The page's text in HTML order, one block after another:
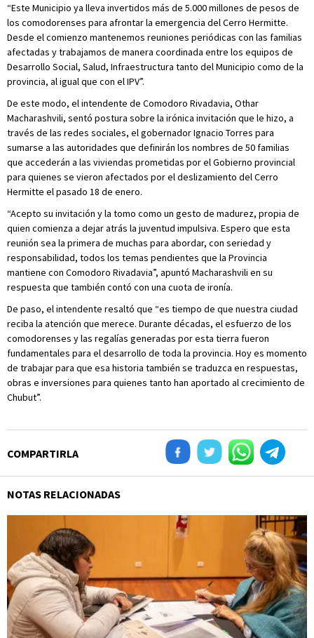
“Este Municipio ya lleva invertidos más de 5.000 millones de pesos de
los comodorenses para afrontar la emergencia del Cerro Hermitte.
Desde el comienzo mantenemos reuniones periódicas con las familias
afectadas y trabajamos de manera coordinada entre los equipos de
Desarrollo Social, Salud, Infraestructura tanto del Municipio como de la
provincia, al igual que con el IPV”.
De este modo, el intendente de Comodoro Rivadavia, Othar
Macharashvili, sentó postura sobre la irónica invitación que le hizo, a
través de las redes sociales, el gobernador Ignacio Torres para
sumarse a las autoridades que definirán los nombres de 50 familias
que accederán a las viviendas prometidas por el Gobierno provincial
para quienes se vieron afectados por el deslizamiento del Cerro
Hermitte el pasado 18 de enero.
“Acepto su invitación y la tomo como un gesto de madurez, propia de
quien comienza a dejar atrás la juventud impulsiva. Espero que esta
reunión sea la primera de muchas para abordar, con seriedad y
responsabilidad, todos los temas pendientes que la Provincia
mantiene con Comodoro Rivadavia”, apuntó Macharashvili en su
respuesta que también contó con una cuota de ironía.
De paso, el intendente resaltó que “es tiempo de que nuestra ciudad
reciba la atención que merece. Durante décadas, el esfuerzo de los
comodorenses y las regalías generadas por esta tierra fueron
fundamentales para el desarrollo de toda la provincia. Hoy es momento
de trabajar para que esa historia también se traduzca en respuestas,
obras e inversiones para quienes tanto han aportado al crecimiento de
Chubut”.
COMPARTIRLA
NOTAS RELACIONADAS